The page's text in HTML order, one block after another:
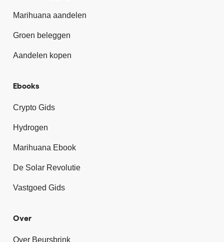
Marihuana aandelen
Groen beleggen
Aandelen kopen
Ebooks
Crypto Gids
Hydrogen
Marihuana Ebook
De Solar Revolutie
Vastgoed Gids
Over
Over Beursbrink